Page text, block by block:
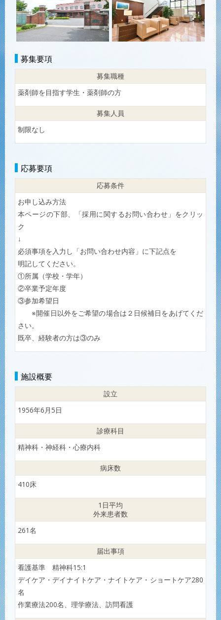
募集要項
募集職種
薬剤師を目指す学生・薬剤師の方
募集人員
制限なし
応募要項
応募条件
お申し込み方法
本ページの下部、「採用に関するお問い合わせ」をクリッ
ク
↓
必須事項を入力し「お問い合わせ内容」に下記点を
明記してください。
①所属（学校・学年）
②卒業予定年度
③参加希望日
※開催日以外をご希望の場合は２日候補日をあげてくだ
さい。
既卒、経験者の方は③のみ
施設概要
設立
1956年6月5日
診療科目
精神科・神経科・心療内科
病床数
410床
1日平均
外来患者数
261名
届出事項
看護基準 精神科15:1
デイケア・デイナイトケア・ナイトケア・ショートケア280
名
作業療法200名、理学療法、訪問看護